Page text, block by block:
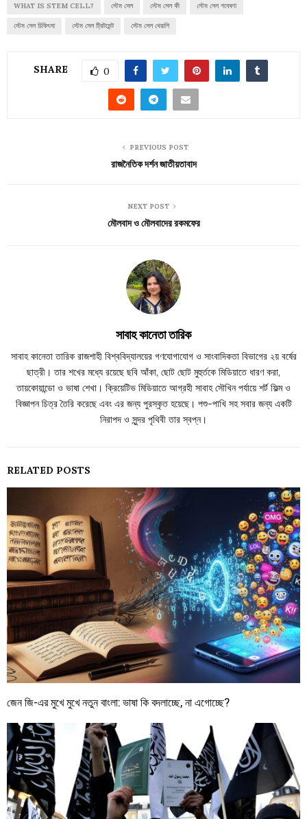
WHAT IS STEM CELL? স্টেম সেল স্টেম সেল কী স্টেম সেল গবেষণা
স্টেম সেল চিকিৎসা স্টেম সেল ট্রিটমেন্ট স্টেম সেল থেরাপি
SHARE 0
PREVIOUS POST
রাজনৈতিক দর্শন জাতীয়তাবাদ
NEXT POST
মৌলবাদ ও মৌলবাদের রকমফের
সাবাহ কানেতা তারিক
সাবাহ কানেতা তারিক রাজশাহী বিশ্ববিদ্যালয়ের গণযোগাযোগ ও সাংবাদিকতা বিভাগের ২য় বর্ষের
ছাত্রী। তার শখের মধ্যে রয়েছে ছবি আঁকা, ছোট ছোট মুহুর্তকে মিডিয়াতে ধারণ করা,
তায়কোয়ান্ডো ও ভাষা শেখা। ক্রিয়েটিভ মিডিয়াতে আগ্রহী সাবাহ সৌখিন পর্যায়ে শর্ট ফিল্ম ও
বিজ্ঞাপন চিত্র তৈরি করেছে এবং এর জন্য পুরস্কৃত হয়েছে। পশু-পাখি সহ সবার জন্য একটি
নিরাপদ ও সুন্দর পৃথিবী তার স্বপ্ন।
RELATED POSTS
জেন জি-এর মুখে মুখে নতুন বাংলা: ভাষা কি বদলাচ্ছে, না এগোচ্ছে?